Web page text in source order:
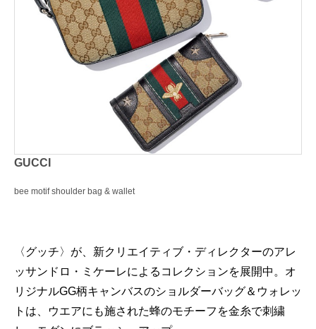
GUCCI
bee motif shoulder bag & wallet
〈グッチ〉が、新クリエイティブ・ディレクターのアレ
ッサンドロ・ミケーレによるコレクションを展開中。オ
リジナルGG柄キャンバスのショルダーバッグ＆ウォレッ
トは、ウエアにも施された蜂のモチーフを金糸で刺繍